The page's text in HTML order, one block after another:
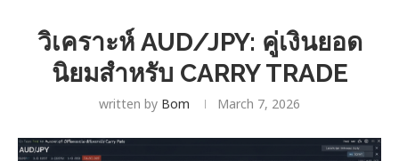
วิเคราะห์ AUD/JPY: คู่เงินยอด
นิยมสำหรับ CARRY TRADE
written by Bom March 7, 2026